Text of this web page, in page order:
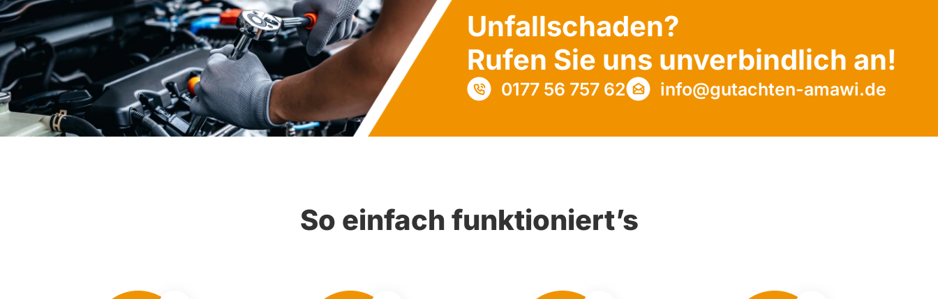
Unfallschaden?
Rufen Sie uns unverbindlich an!
0177 56 757 62 info@gutachten-amawi.de
So einfach funktioniert’s